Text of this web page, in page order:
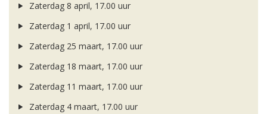
Zaterdag 8 april, 17.00 uur
Zaterdag 1 april, 17.00 uur
Zaterdag 25 maart, 17.00 uur
Zaterdag 18 maart, 17.00 uur
Zaterdag 11 maart, 17.00 uur
Zaterdag 4 maart, 17.00 uur